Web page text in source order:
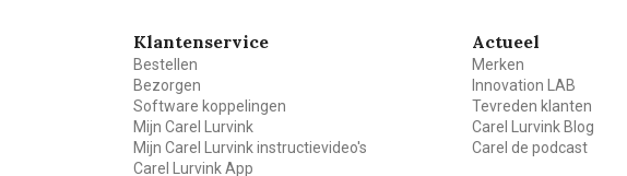
Klantenservice
Bestellen
Bezorgen
Software koppelingen
Mijn Carel Lurvink
Mijn Carel Lurvink instructievideo's
Carel Lurvink App
Actueel
Merken
Innovation LAB
Tevreden klanten
Carel Lurvink Blog
Carel de podcast